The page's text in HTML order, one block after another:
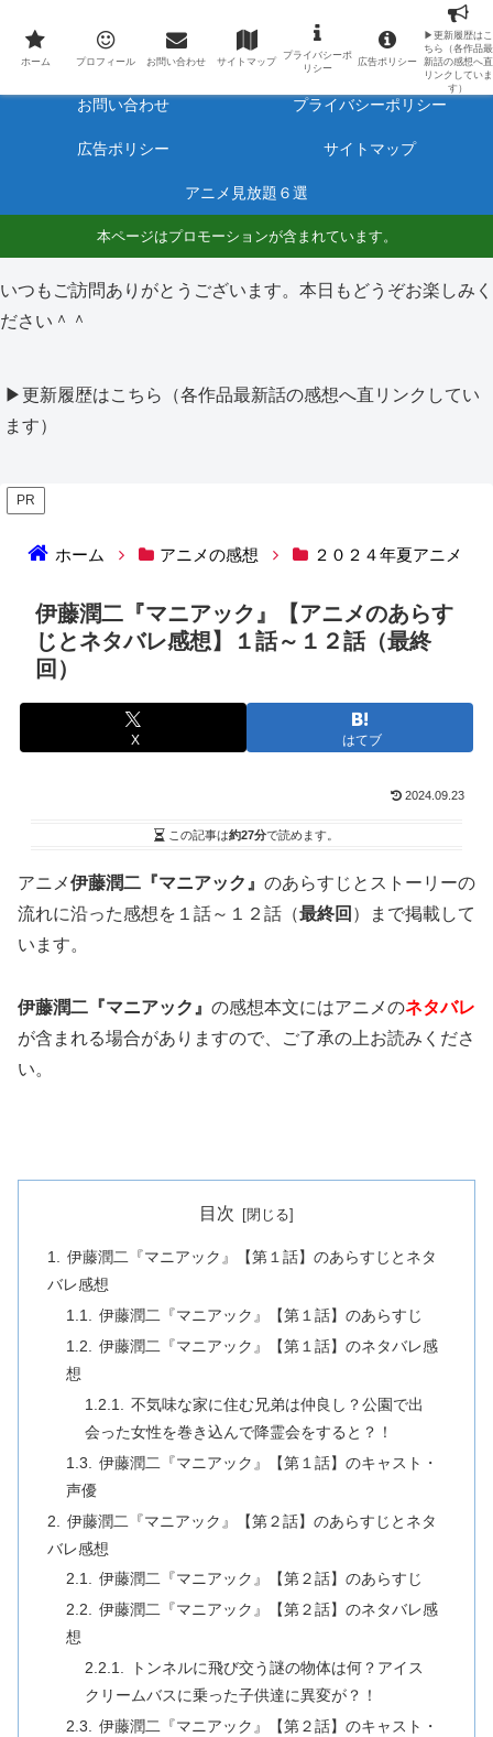
最新アニメのあらすじと感想をネタバレ有りで毎日更新しています。
ホーム プロフィール
お問い合わせ プライバシーポリシー
広告ポリシー サイトマップ
アニメ見放題６選
本ページはプロモーションが含まれています。
いつもご訪問ありがとうございます。本日もどうぞお楽しみく
ださい＾＾
▶更新履歴はこちら（各作品最新話の感想へ直リンクしてい
ます）
PR
ホーム アニメの感想 ２０２４年夏アニメ
伊藤潤二『マニアック』【アニメのあらす
じとネタバレ感想】１話～１２話（最終
回）
X はてブ
2024.09.23
この記事は約27分で読めます。
アニメ伊藤潤二『マニアック』 のあらすじとストーリーの
流れに沿った感想を１話～１２話（最終回 ）まで掲載して
います。
伊藤潤二『マニアック』 の感想本文にはアニメのネタバレ
が含まれる場合がありますので、ご了承の上お読みくださ
い。
目次
伊藤潤二『マニアック』【第１話】のあらすじとネタ
バレ感想
伊藤潤二『マニアック』【第１話】のあらすじ
伊藤潤二『マニアック』【第１話】のネタバレ感
想
不気味な家に住む兄弟は仲良し？公園で出
会った女性を巻き込んで降霊会をすると？！
伊藤潤二『マニアック』【第１話】のキャスト・
声優
伊藤潤二『マニアック』【第２話】のあらすじとネタ
バレ感想
伊藤潤二『マニアック』【第２話】のあらすじ
伊藤潤二『マニアック』【第２話】のネタバレ感
想
トンネルに飛び交う謎の物体は何？アイス
クリームバスに乗った子供達に異変が？！
伊藤潤二『マニアック』【第２話】のキャスト・
ホーム プロフィール お問い合わせ サイトマップ
プライバシーポ
リシー
広告ポリシー
▶更新履歴はこ
ちら（各作品最
新話の感想へ直
リンクしていま
す）